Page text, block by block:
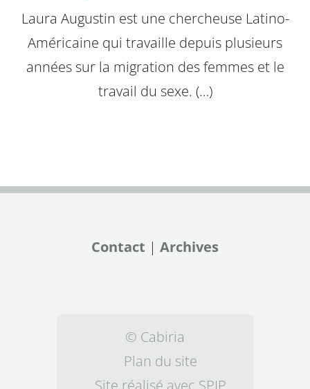
Laura Augustin est une chercheuse Latino-
Américaine qui travaille depuis plusieurs
années sur la migration des femmes et le
travail du sexe. (…)
Contact | Archives
© Cabiria
Plan du site